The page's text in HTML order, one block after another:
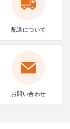
配送について
お問い合わせ